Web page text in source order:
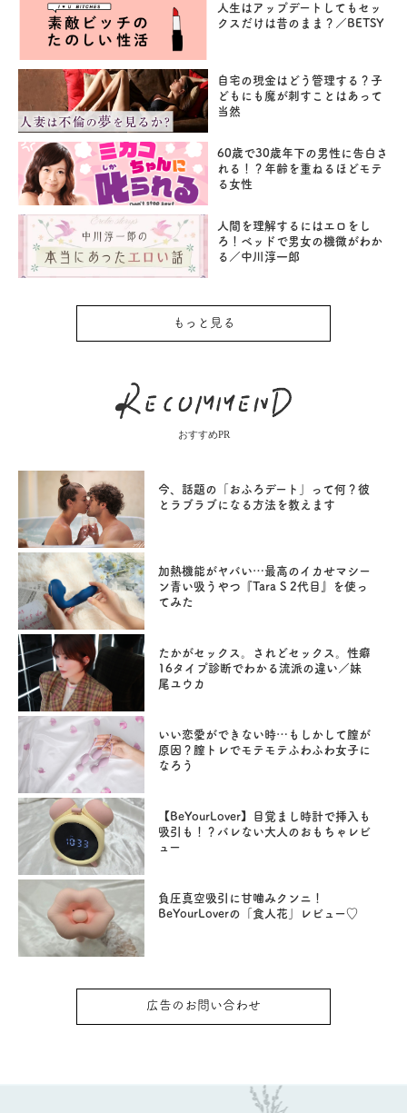
人生はアップデートしてもセッ
クスだけは昔のまま？／BETSY
自宅の現金はどう管理する？子
どもにも魔が刺すことはあって
当然
60歳で30歳年下の男性に告白さ
れる！？年齢を重ねるほどモテ
る女性
人間を理解するにはエロをし
ろ！ベッドで男女の機微がわか
る／中川淳一郎
もっと見る
おすすめPR
今、話題の「おふろデート」って何？彼
とラブラブになる方法を教えます
加熱機能がヤバい…最高のイカせマシー
ン青い吸うやつ『Tara S 2代目』を使っ
てみた
たかがセックス。されどセックス。性癖
16タイプ診断でわかる流派の違い／妹
尾ユウカ
いい恋愛ができない時…もしかして膣が
原因？膣トレでモテモテふわふわ女子に
なろう
【BeYourLover】目覚まし時計で挿入も
吸引も！？バレない大人のおもちゃレビ
ュー
負圧真空吸引に甘噛みクンニ！
BeYourLoverの「食人花」レビュー♡
広告のお問い合わせ